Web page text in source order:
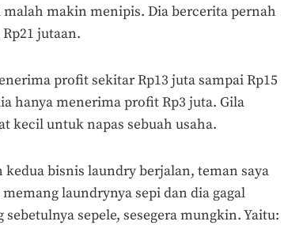
makin menipis. Dia bercerita pernah
jutaan.
profit sekitar Rp13 juta sampai Rp15
hanya menerima profit Rp3 juta. Gila
kecil untuk napas sebuah usaha.
bisnis laundry berjalan, teman saya
laundrynya sepi dan dia gagal
sepele, sesegera mungkin. Yaitu: